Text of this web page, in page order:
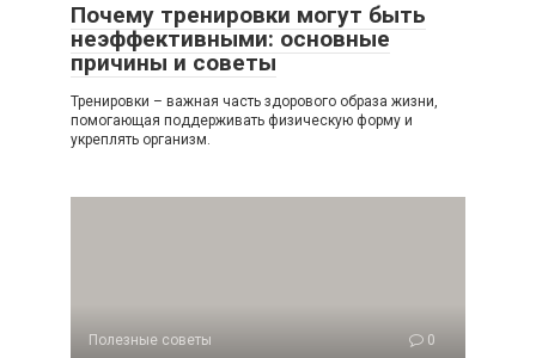
Почему тренировки могут быть
неэффективными: основные
причины и советы
Тренировки – важная часть здорового образа жизни,
помогающая поддерживать физическую форму и
укреплять организм.
Полезные советы 0